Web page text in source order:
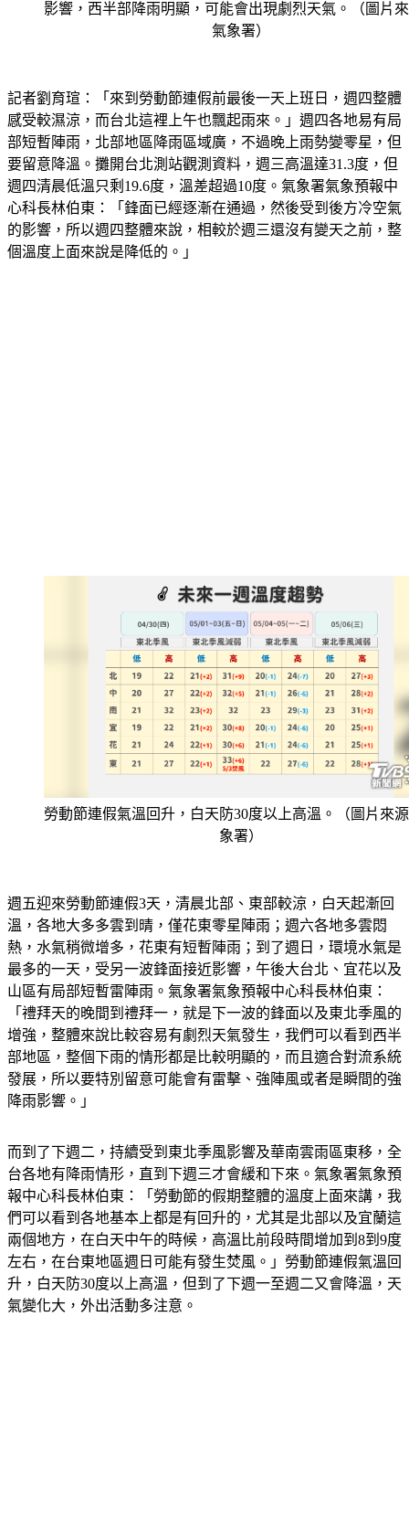
影響，西半部降雨明顯，可能會出現劇烈天氣。（圖片
氣象署）
記者劉育瑄：「來到勞動節連假前最後一天上班日，週四整體
感受較濕涼，而台北這裡上午也飄起雨來。」週四各地易有局
部短暫陣雨，北部地區降雨區域廣，不過晚上雨勢變零星，但
要留意降溫。攤開台北測站觀測資料，週三高溫達31.3度，但
週四清晨低溫只剩19.6度，溫差超過10度。氣象署氣象預報中
心科長林伯東：「鋒面已經逐漸在通過，然後受到後方冷空氣
的影響，所以週四整體來說，相較於週三還沒有變天之前，整
個溫度上面來說是降低的。」
勞動節連假氣溫回升，白天防30度以上高溫。（圖片來
象署）
週五迎來勞動節連假3天，清晨北部、東部較涼，白天起漸回
溫，各地大多多雲到晴，僅花東零星陣雨；週六各地多雲悶
熱，水氣稍微增多，花東有短暫陣雨；到了週日，環境水氣是
最多的一天，受另一波鋒面接近影響，午後大台北、宜花以及
山區有局部短暫雷陣雨。氣象署氣象預報中心科長林伯東：
「禮拜天的晚間到禮拜一，就是下一波的鋒面以及東北季風的
增強，整體來說比較容易有劇烈天氣發生，我們可以看到西半
部地區，整個下雨的情形都是比較明顯的，而且適合對流系統
發展，所以要特別留意可能會有雷擊、強陣風或者是瞬間的強
降雨影響。」
而到了下週二，持續受到東北季風影響及華南雲雨區東移，全
台各地有降雨情形，直到下週三才會緩和下來。氣象署氣象預
報中心科長林伯東：「勞動節的假期整體的溫度上面來講，我
們可以看到各地基本上都是有回升的，尤其是北部以及宜蘭這
兩個地方，在白天中午的時候，高溫比前段時間增加到8到9度
左右，在台東地區週日可能有發生焚風。」勞動節連假氣溫回
升，白天防30度以上高溫，但到了下週一至週二又會降溫，天
氣變化大，外出活動多注意。